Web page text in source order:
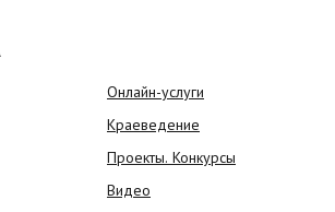
Онлайн-услуги
Краеведение
Проекты. Конкурсы
Видео